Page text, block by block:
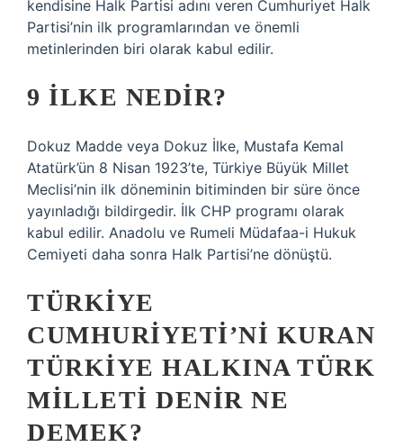
kendisine Halk Partisi adını veren Cumhuriyet Halk
Partisi’nin ilk programlarından ve önemli
metinlerinden biri olarak kabul edilir.
9 ILKE NEDIR?
Dokuz Madde veya Dokuz İlke, Mustafa Kemal
Atatürk’ün 8 Nisan 1923’te, Türkiye Büyük Millet
Meclisi’nin ilk döneminin bitiminden bir süre önce
yayınladığı bildirgedir. İlk CHP programı olarak
kabul edilir. Anadolu ve Rumeli Müdafaa-i Hukuk
Cemiyeti daha sonra Halk Partisi’ne dönüştü.
TÜRKIYE
CUMHURIYETI’NI KURAN
TÜRKIYE HALKINA TÜRK
MILLETI DENIR NE
DEMEK?